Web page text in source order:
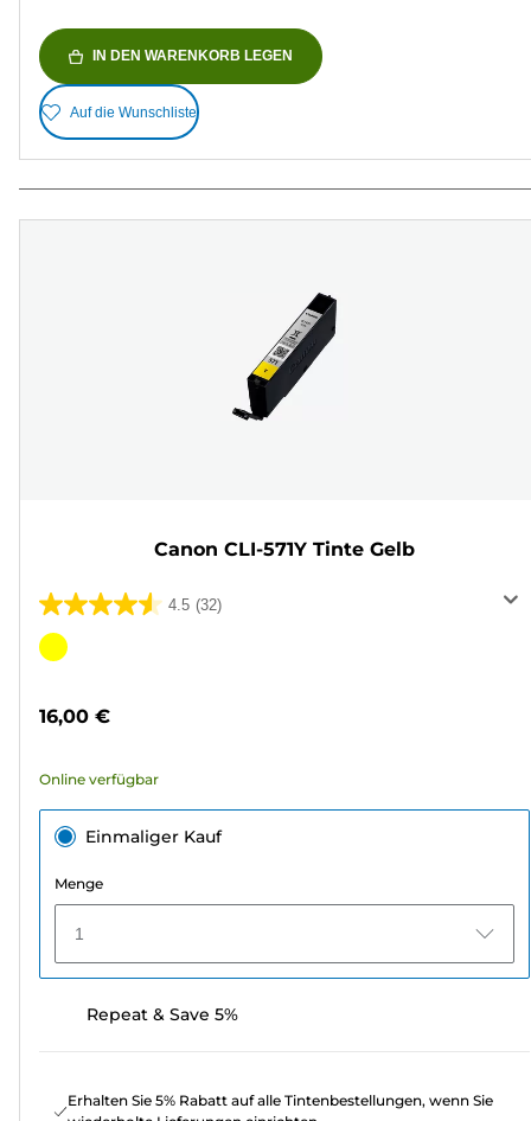
IN DEN WARENKORB LEGEN
Auf die Wunschliste
Canon CLI-571Y Tinte Gelb
4.5 (32)
4.5
von
32
Farbpatrone
16,00 €
Online verfügbar
Einmaliger Kauf
Menge
1
Repeat & Save 5%
Erhalten Sie 5% Rabatt auf alle Tintenbestellungen, wenn Sie